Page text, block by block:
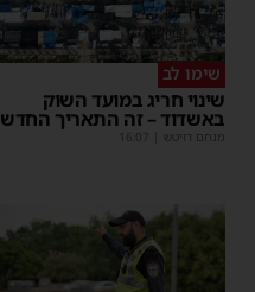
שימו לב
שינוי חריג במועד השוק
באשדוד – זה התאריך החדש
מנחם דויטש 16:07